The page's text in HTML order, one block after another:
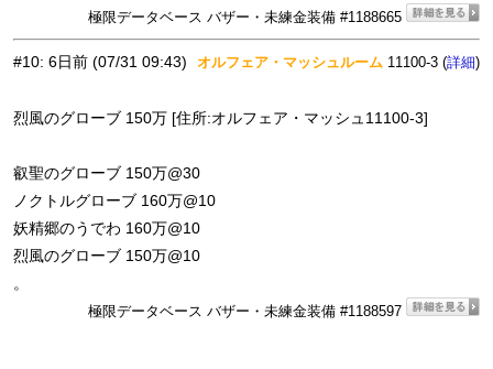
極限データベース バザー・未練金装備 #1188665
#10: 6日前 (07/31 09:43) オルフェア・マッシュルーム 11100-3 (詳細)
烈風のグローブ 150万 [住所:オルフェア・マッシュ11100-3]
叡聖のグローブ 150万@30
ノクトルグローブ 160万@10
妖精郷のうでわ 160万@10
烈風のグローブ 150万@10
。
極限データベース バザー・未練金装備 #1188597